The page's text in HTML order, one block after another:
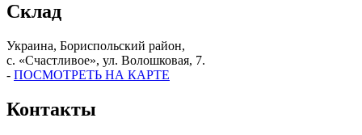
Склад
Украина, Бориспольский район,
с. «Счастливое», ул. Волошковая, 7.
- ПОСМОТРЕТЬ НА КАРТЕ
Контакты